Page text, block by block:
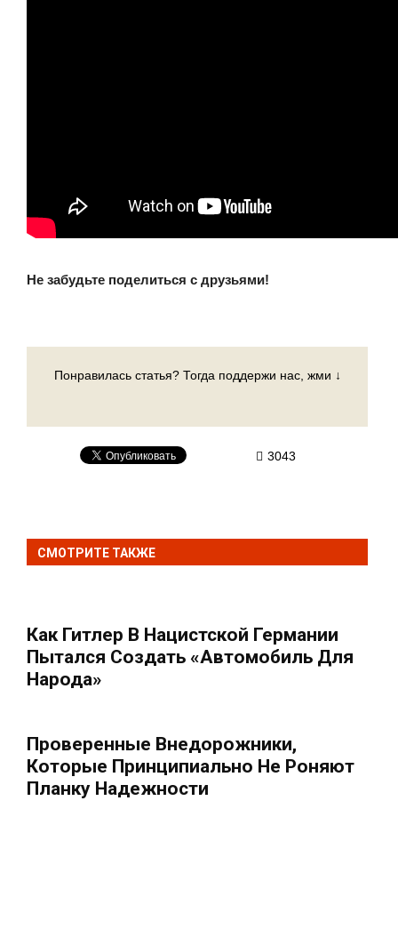
Не забудьте поделиться с друзьями!
Понравилась статья? Тогда поддержи нас, жми ↓
3043
СМОТРИТЕ ТАКЖЕ
Как Гитлер В Нацистской Германии
Пытался Создать «автомобиль Для
Народа»
Проверенные Внедорожники,
Которые Принципиально Не Роняют
Планку Надежности